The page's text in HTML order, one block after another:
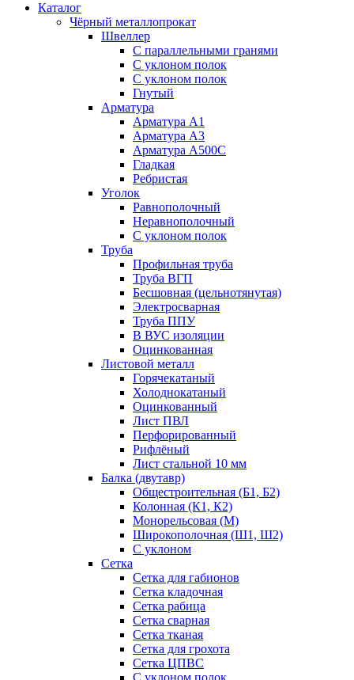
Каталог
Чёрный металлопрокат
Швеллер
С параллельными гранями
С уклоном полок
С уклоном полок
Гнутый
Арматура
Арматура А1
Арматура А3
Арматура А500С
Гладкая
Ребристая
Уголок
Равнополочный
Неравнополочный
С уклоном полок
Труба
Профильная труба
Труба ВГП
Бесшовная (цельнотянутая)
Электросварная
Труба ППУ
В ВУС изоляции
Оцинкованная
Листовой металл
Горячекатаный
Холоднокатаный
Оцинкованный
Лист ПВЛ
Перфорированный
Рифлёный
Лист стальной 10 мм
Балка (двутавр)
Общестроительная (Б1, Б2)
Колонная (К1, К2)
Монорельсовая (М)
Широкополочная (Ш1, Ш2)
С уклоном
Сетка
Сетка для габионов
Сетка кладочная
Сетка рабица
Сетка сварная
Сетка тканая
Сетка для грохота
Сетка ЦПВС
С уклоном полок